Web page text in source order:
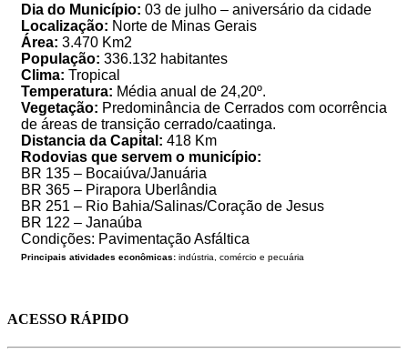
Dia do Município: 03 de julho – aniversário da cidade
Localização: Norte de Minas Gerais
Área: 3.470 Km2
População: 336.132 habitantes
Clima: Tropical
Temperatura: Média anual de 24,20º.
Vegetação: Predominância de Cerrados com ocorrência
de áreas de transição cerrado/caatinga.
Distancia da Capital: 418 Km
Rodovias que servem o município:
BR 135 – Bocaiúva/Januária
BR 365 – Pirapora Uberlândia
BR 251 – Rio Bahia/Salinas/Coração de Jesus
BR 122 – Janaúba
Condições: Pavimentação Asfáltica
Principais atividades econômicas: indústria, comércio e pecuária
ACESSO RÁPIDO